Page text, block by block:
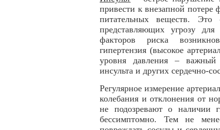
привести к внезапной потере
питательных веществ. Это
представляющих угрозу
факторов риска
гипертензия (высокое
уровня давления –
инсульта и других сердечно-
Регулярное измерение
колебания и отклонения от
не подозревают о наличии
бессимптомно. Тем не